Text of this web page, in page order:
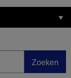
Zoeken